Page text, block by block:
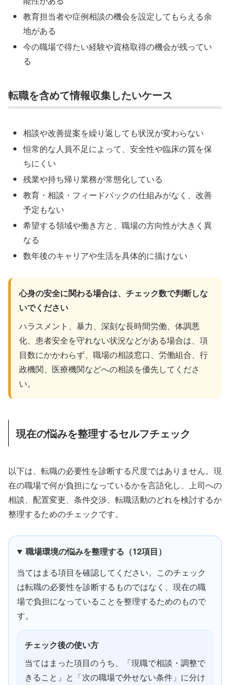
教育担当者や症例相談の機会を設定してもらえる余
地がある
今の職場で得たい経験や資格取得の機会が残ってい
る
転職を含めて情報収集したいケース
相談や改善提案を繰り返しても状況が変わらない
恒常的な人員不足によって、安全性や臨床の質を保
ちにくい
残業や持ち帰り業務が常態化している
教育・相談・フィードバックの仕組みがなく、改善
予定もない
希望する領域や働き方と、職場の方向性が大きく異
なる
数年後のキャリアや生活を具体的に描けない
心身の安全に関わる場合は、チェック数で判断しな
いでください
ハラスメント、暴力、深刻な長時間労働、体調悪
化、患者安全を守れない状況などがある場合は、項
目数にかかわらず、職場の相談窓口、労働組合、行
政機関、医療機関などへの相談を優先してくださ
い。
現在の悩みを整理するセルフチェック
以下は、転職の必要性を診断する尺度ではありません。現
在の職場で何が負担になっているかを言語化し、上司への
相談、配置変更、条件交渉、転職活動のどれを検討するか
整理するためのチェックです。
職場環境の悩みを整理する（12項目）
当てはまる項目を確認してください。このチェック
は転職の必要性を診断するものではなく、現在の職
場で負担になっていることを整理するためのもので
す。
チェック後の使い方
当てはまった項目のうち、「現職で相談・調整で
きること」と「次の職場で外せない条件」に分け